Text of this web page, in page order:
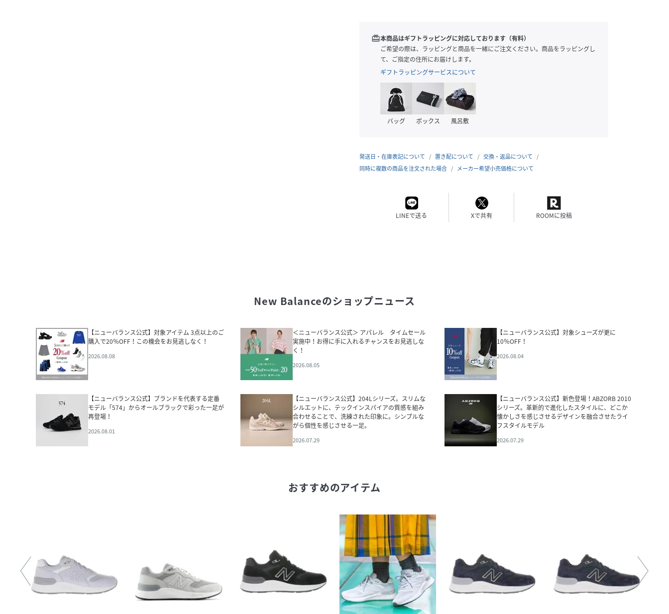
redeem本商品はギフトラッピングに対応しております（有料）
ご希望の際は、ラッピングと商品を一緒にご注文ください。商品をラッピングし
て、ご指定の住所にお届けします。
ギフトラッピングサービスについて
バッグ ボックス 風呂敷
発送日・在庫表記について 置き配について
交換・返品について
同時に複数の商品を注文された場合
メーカー希望小売価格について
LINEで送る Xで共有 ROOMに投稿
New Balanceのショップニュース
【ニューバランス公式】対象アイテム 3点以上のご
購入で20％OFF！この機会をお見逃しなく！
2026.08.08
＜ニューバランス公式＞ アパレル タイムセール
実施中！お得に手に入れるチャンスをお見逃しな
く！
2026.08.05
【ニューバランス公式】対象シューズが更に
10％OFF！
2026.08.04
【ニューバランス公式】ブランドを代表する定番
モデル「574」からオールブラックで彩った一足が
再登場！
2026.08.01
【ニューバランス公式】204Lシリーズ。スリムな
シルエットに、テックインスパイアの質感を組み
合わせることで、洗練された印象に。シンプルな
がら個性を感じさせる一足。
2026.07.29
【ニューバランス公式】新色登場！ABZORB 2010
シリーズ。革新的で進化したスタイルに、どこか
懐かしさを感じさせるデザインを融合させたライ
フスタイルモデル
2026.07.29
おすすめのアイテム